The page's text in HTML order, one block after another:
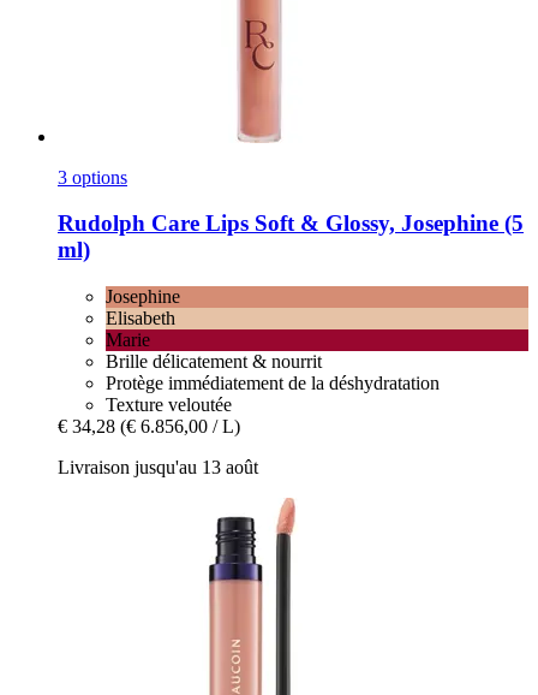
3 options
Rudolph Care Lips Soft & Glossy, Josephine (5
ml)
Josephine
Elisabeth
Marie
Brille délicatement & nourrit
Protège immédiatement de la déshydratation
Texture veloutée
€ 34,28 (€ 6.856,00 / L)
Livraison jusqu'au 13 août